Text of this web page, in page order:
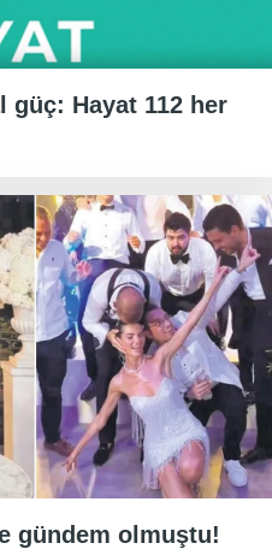
Hayat 112 her
gündem olmuştu!